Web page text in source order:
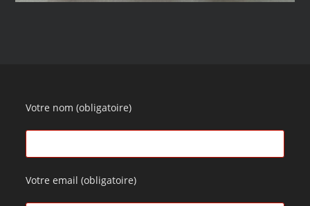
Votre nom (obligatoire)
Votre email (obligatoire)